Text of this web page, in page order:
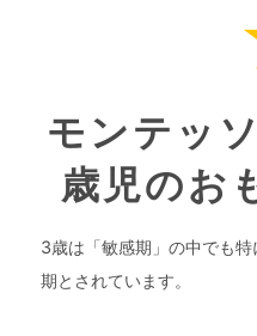
モンテッ
歳児のお
3歳は「敏感期」の中でも
期とされています。